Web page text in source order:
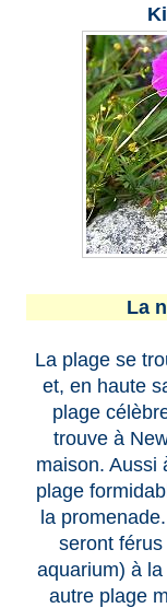
La
La plage se
et, en haute
plage
trouve à
maison. Aussi
plage
la
seront férus
aquarium) à
autre plage